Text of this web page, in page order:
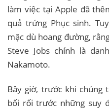
làm việc tại Apple đã
quả trứng Phục sinh.
mặc dù hoang đường,
Steve Jobs chính là
Nakamoto.
Bây giờ, trước khi
bối rối trước những suy